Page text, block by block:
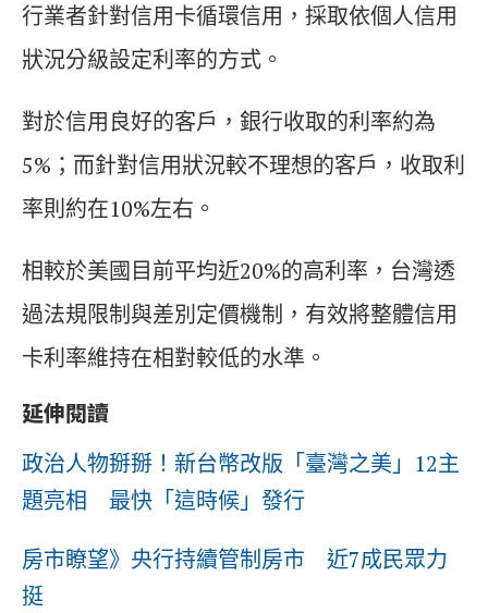
行業者針對信用卡循環信用，採取依個人信用
狀況分級設定利率的方式。
對於信用良好的客戶，銀行收取的利率約為
5%；而針對信用狀況較不理想的客戶，收取利
率則約在10%左右。
相較於美國目前平均近20%的高利率，台灣透
過法規限制與差別定價機制，有效將整體信用
卡利率維持在相對較低的水準。
延伸閱讀
政治人物掰掰！新台幣改版「臺灣之美」12主
題亮相 最快「這時候」發行
房市瞭望》央行持續管制房市 近7成民眾力
挺